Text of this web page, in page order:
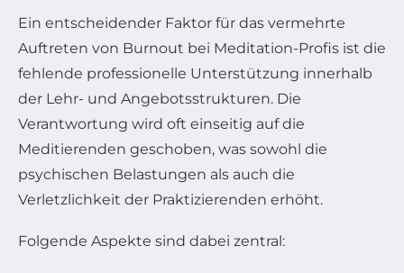
Ein entscheidender Faktor für das vermehrte
Auftreten von Burnout bei Meditation-Profis ist die
fehlende professionelle Unterstützung innerhalb
der Lehr- und Angebotsstrukturen. Die
Verantwortung wird oft einseitig auf die
Meditierenden geschoben, was sowohl die
psychischen Belastungen als auch die
Verletzlichkeit der Praktizierenden erhöht.
Folgende Aspekte sind dabei zentral: